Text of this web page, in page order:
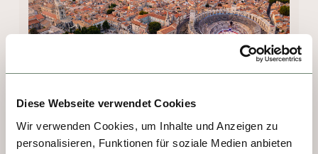
Diese Webseite verwendet Cookies
Wir verwenden Cookies, um Inhalte und Anzeigen zu
personalisieren, Funktionen für soziale Medien anbieten
TAG 2 - RHONE DELTA